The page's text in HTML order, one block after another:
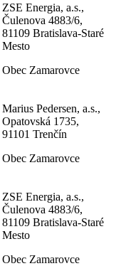
ZSE Energia, a.s.,
Čulenova 4883/6,
81109 Bratislava-Staré
Mesto
Obec Zamarovce
Marius Pedersen, a.s.,
Opatovská 1735,
91101 Trenčín
Obec Zamarovce
ZSE Energia, a.s.,
Čulenova 4883/6,
81109 Bratislava-Staré
Mesto
Obec Zamarovce